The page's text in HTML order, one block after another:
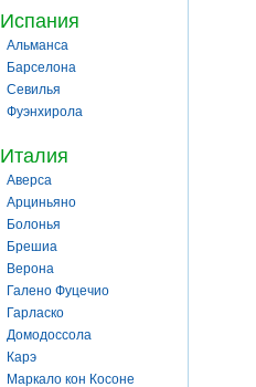
Испания
Альманса
Барселона
Севилья
Фуэнхирола
Италия
Аверса
Арциньяно
Болонья
Брешиа
Верона
Галено Фуцечио
Гарласко
Домодоссола
Карэ
Маркало кон Косоне